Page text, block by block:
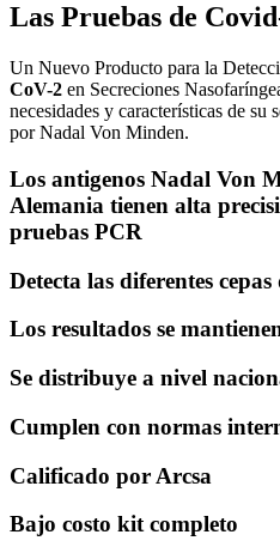
Las Pruebas de
Un Nuevo Producto para la
CoV-2 en Secreciones
necesidades y características de
por Nadal Von Minden.
Los antigenos Nadal Von
Alemania tienen alta
pruebas PCR
Detecta las diferentes cepas
Los resultados se
Se distribuye a nivel
Cumplen con normas
Calificado por Arcsa
Bajo costo kit completo